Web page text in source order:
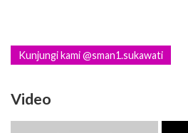
Kunjungi kami @sman1.sukawati
Video